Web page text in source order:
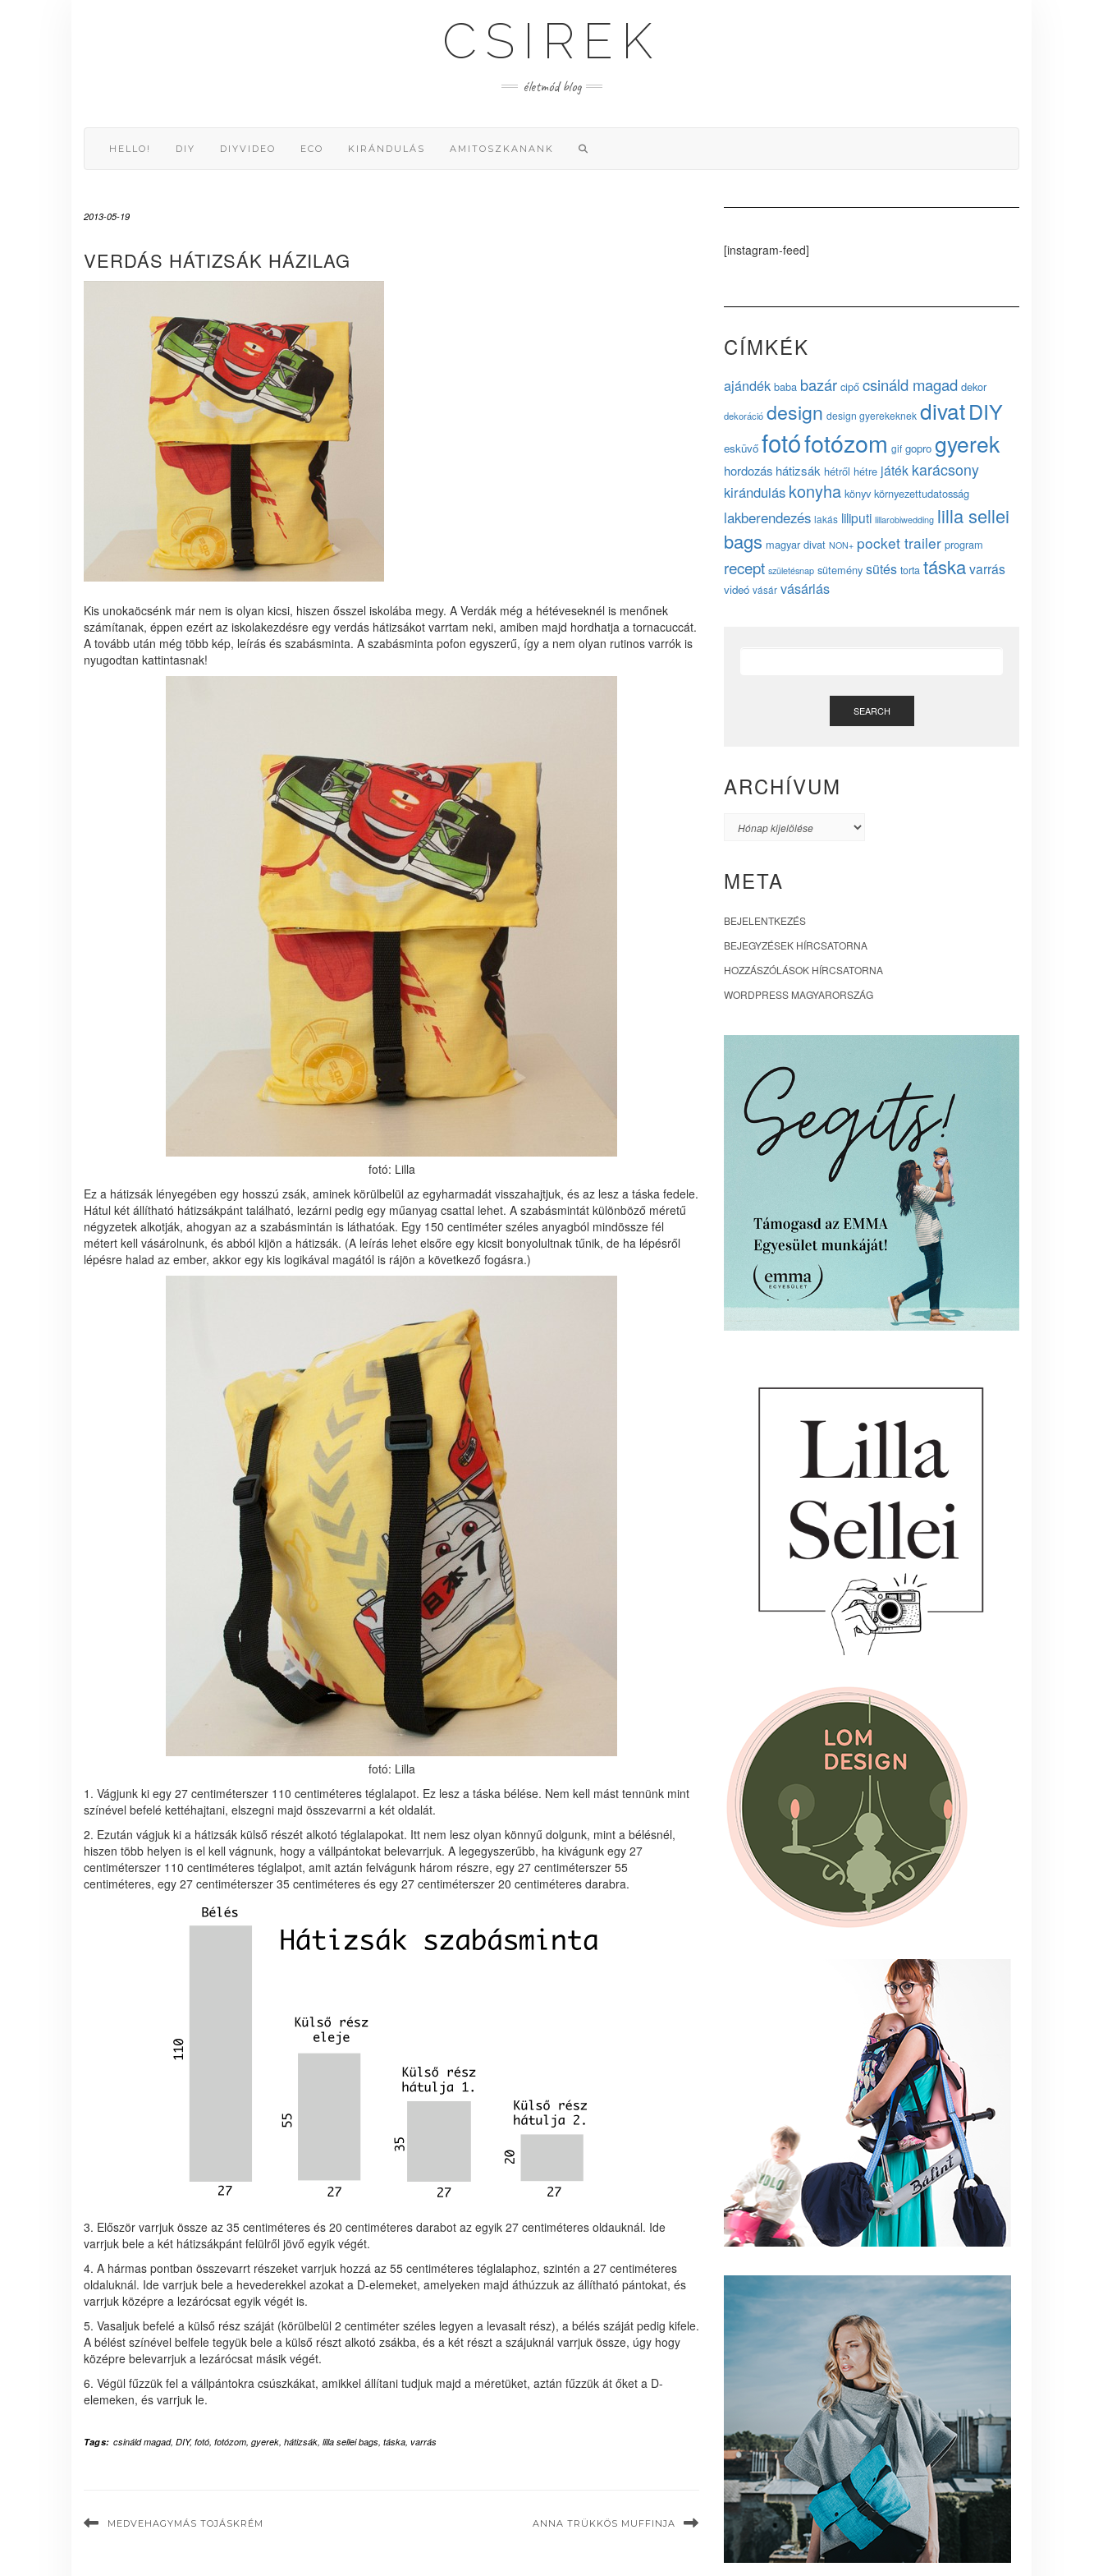
CSIREK
életmód blog
HELLO! DIY DIYVIDEO ECO KIRÁNDULÁS AMITOSZKANANK
2013-05-19
VERDÁS HÁTIZSÁK HÁZILAG
Kis unokaöcsénk már nem is olyan kicsi, hiszen ősszel iskolába megy. A Verdák még a hétéveseknél is menőnek
számítanak, éppen ezért az iskolakezdésre egy verdás hátizsákot varrtam neki, amiben majd hordhatja a tornacuccát.
A tovább után még több kép, leírás és szabásminta. A szabásminta pofon egyszerű, így a nem olyan rutinos varrók is
nyugodtan kattintasnak!
fotó: Lilla
Ez a hátizsák lényegében egy hosszú zsák, aminek körülbelül az egyharmadát visszahajtjuk, és az lesz a táska fedele.
Hátul két állítható hátizsákpánt található, lezárni pedig egy műanyag csattal lehet. A szabásmintát különböző méretű
négyzetek alkotják, ahogyan az a szabásmintán is láthatóak. Egy 150 centiméter széles anyagból mindössze fél
métert kell vásárolnunk, és abból kijön a hátizsák. (A leírás lehet elsőre egy kicsit bonyolultnak tűnik, de ha lépésről
lépésre halad az ember, akkor egy kis logikával magától is rájön a következő fogásra.)
fotó: Lilla
1. Vágjunk ki egy 27 centiméterszer 110 centiméteres téglalapot. Ez lesz a táska bélése. Nem kell mást tennünk mint
színével befelé kettéhajtani, elszegni majd összevarrni a két oldalát.
2. Ezután vágjuk ki a hátizsák külső részét alkotó téglalapokat. Itt nem lesz olyan könnyű dolgunk, mint a bélésnél,
hiszen több helyen is el kell vágnunk, hogy a vállpántokat belevarrjuk. A legegyszerűbb, ha kivágunk egy 27
centiméterszer 110 centiméteres téglalpot, amit aztán felvágunk három részre, egy 27 centiméterszer 55
centiméteres, egy 27 centiméterszer 35 centiméteres és egy 27 centiméterszer 20 centiméteres darabra.
3. Először varrjuk össze az 35 centiméteres és 20 centiméteres darabot az egyik 27 centiméteres oldauknál. Ide
varrjuk bele a két hátizsákpánt felülről jövő egyik végét.
4. A hármas pontban összevarrt részeket varrjuk hozzá az 55 centiméteres téglalaphoz, szintén a 27 centiméteres
oldaluknál. Ide varrjuk bele a hevederekkel azokat a D-elemeket, amelyeken majd áthúzzuk az állítható pántokat, és
varrjuk középre a lezárócsat egyik végét is.
5. Vasaljuk befelé a külső rész száját (körülbelül 2 centiméter széles legyen a levasalt rész), a bélés száját pedig kifele.
A bélést színével belfele tegyük bele a külső részt alkotó zsákba, és a két részt a szájuknál varrjuk össze, úgy hogy
középre belevarrjuk a lezárócsat másik végét.
6. Végül fűzzük fel a vállpántokra csúszkákat, amikkel állítani tudjuk majd a méretüket, aztán fűzzük át őket a D-
elemeken, és varrjuk le.
Tags: csináld magad, DIY, fotó, fotózom, gyerek, hátizsák, lilla sellei bags, táska, varrás
MEDVEHAGYMÁS TOJÁSKRÉM ANNA TRÜKKÖS MUFFINJA
[instagram-feed]
CÍMKÉK
ajándék baba bazár cipő csináld magad dekor
dekoráció design design gyerekeknek divatDIY
esküvő fotófotózom gif gopro gyerek
hordozás hátizsák hétről hétre játék karácsony
kirándulás konyha könyv környezettudatosság
lakberendezés lakás liliputi lillarobiwedding lilla sellei
bags magyar divat NON+ pocket trailer program
recept születésnap sütemény sütés torta táskavarrás
videó vásár vásárlás
SEARCH
ARCHÍVUM
Archívum
META
BEJELENTKEZÉS
BEJEGYZÉSEK HÍRCSATORNA
HOZZÁSZÓLÁSOK HÍRCSATORNA
WORDPRESS MAGYARORSZÁG